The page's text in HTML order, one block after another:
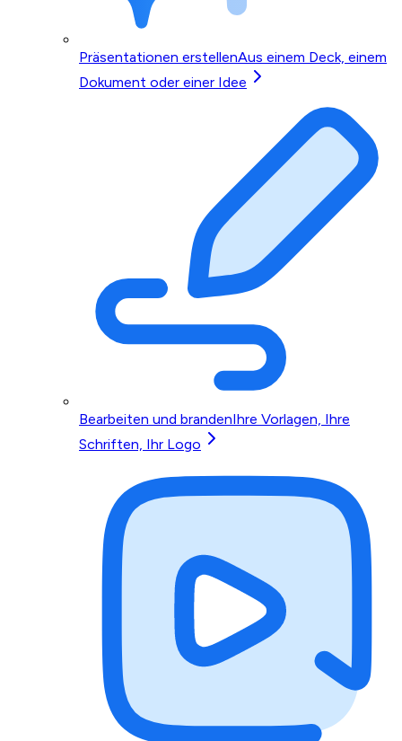
Präsentationen erstellenAus einem Deck, einem
Dokument oder einer Idee
Bearbeiten und brandenIhre Vorlagen, Ihre
Schriften, Ihr Logo